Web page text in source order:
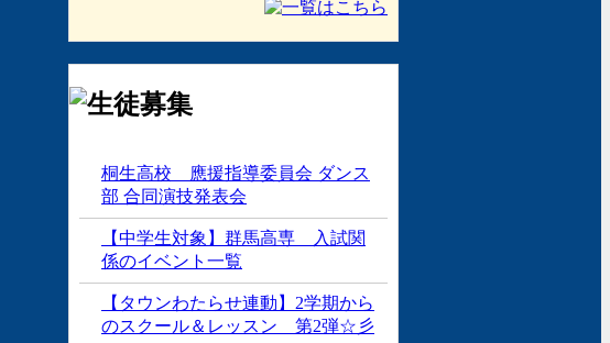
桐生高校 應援指導委員会 ダンス
部 合同演技発表会
【中学生対象】群馬高専 入試関
係のイベント一覧
【タウンわたらせ連動】2学期から
のスクール＆レッスン 第2弾☆彡